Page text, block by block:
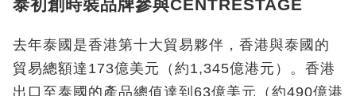
泰初創時裝品牌參與CENTRESTAGE
去年泰國是香港第十大貿易夥伴，香港與泰國的
貿易總額達173億美元（約1,345億港元）。香港
出口至泰國的產品總值達到63億美元（約490億港